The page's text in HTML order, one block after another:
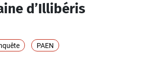
d’Illibéris
PAEN